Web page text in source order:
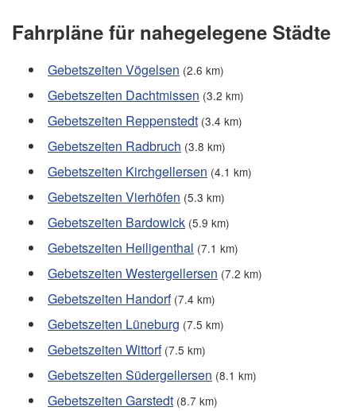
Fahrpläne für nahegelegene Städte
Gebetszeiten Vögelsen (2.6 km)
Gebetszeiten Dachtmissen (3.2 km)
Gebetszeiten Reppenstedt (3.4 km)
Gebetszeiten Radbruch (3.8 km)
Gebetszeiten Kirchgellersen (4.1 km)
Gebetszeiten Vierhöfen (5.3 km)
Gebetszeiten Bardowick (5.9 km)
Gebetszeiten Heiligenthal (7.1 km)
Gebetszeiten Westergellersen (7.2 km)
Gebetszeiten Handorf (7.4 km)
Gebetszeiten Lüneburg (7.5 km)
Gebetszeiten Wittorf (7.5 km)
Gebetszeiten Südergellersen (8.1 km)
Gebetszeiten Garstedt (8.7 km)